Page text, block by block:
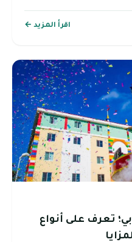
اقرأ المزيد ←
تعرف على أنواع